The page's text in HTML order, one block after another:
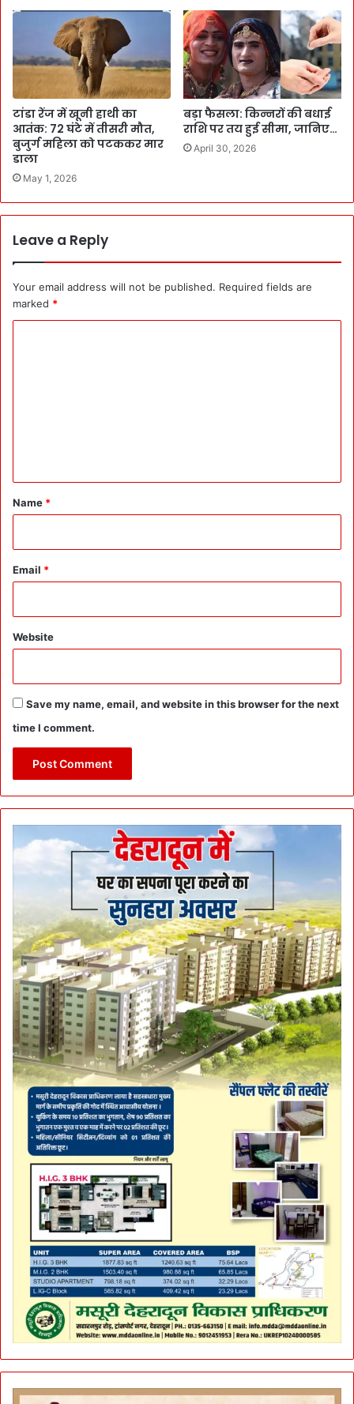
टांडा रेंज में खूनी हाथी का
आतंक: 72 घंटे में तीसरी मौत,
बुजुर्ग महिला को पटककर मार
डाला
May 1, 2026
बड़ा फैसला: किन्नरों की बधाई
राशि पर तय हुई सीमा, जानिए…
April 30, 2026
Leave a Reply
Your email address will not be published. Required fields are
marked *
*
Name *
Email *
Website
Save my name, email, and website in this browser for the next
time I comment.